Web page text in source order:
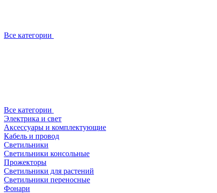
Все категории
Все категории
Электрика и свет
Аксессуары и комплектующие
Кабель и провод
Светильники
Светильники консольные
Прожекторы
Светильники для растений
Светильники переносные
Фонари